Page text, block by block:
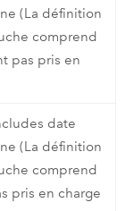
(La définition
comprend
pas pris en
date
(La définition
comprend
pris en charge